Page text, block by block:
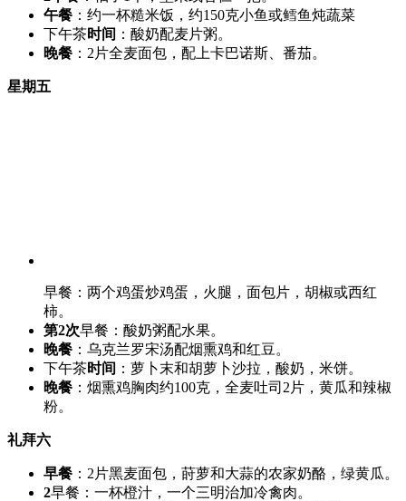
午餐 ：约一杯糙米饭，约150克小鱼或鳕鱼炖蔬菜
下午茶时间 ：酸奶配麦片粥。
晚餐 ：2片全麦面包，配上卡巴诺斯、番茄。
星期五
早餐：两个鸡蛋炒鸡蛋，火腿，面包片，胡椒或西红
柿。
第2次早餐：酸奶粥配水果。
晚餐 ：乌克兰罗宋汤配烟熏鸡和红豆。
下午茶时间 ：萝卜末和胡萝卜沙拉，酸奶，米饼。
晚餐 ：烟熏鸡胸肉约100克，全麦吐司2片，黄瓜和辣椒
粉。
礼拜六
早餐 ：2片黑麦面包，莳萝和大蒜的农家奶酪，绿黄瓜。
2早餐：一杯橙汁，一个三明治加冷禽肉。